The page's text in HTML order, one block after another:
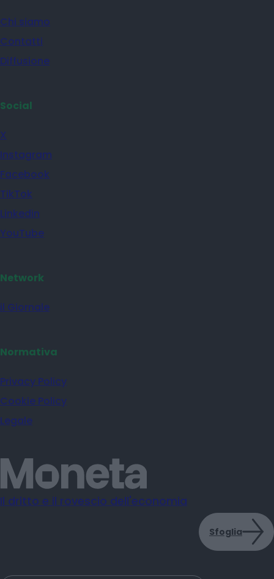
Chi siamo
Contatti
Diffusione
Social
X
Instagram
Facebook
TikTok
Linkedin
YouTube
Network
il Giornale
Normativa
Privacy Policy
Cookie Policy
Legale
Il dritto e il rovescio dell'economia
Sfoglia